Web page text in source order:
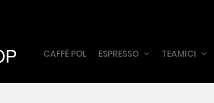
CAFFÈ POL ESPRESSO TEAMICI